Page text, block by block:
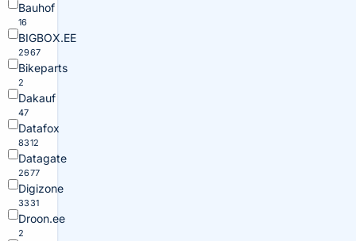
Bauhof
16
BIGBOX.EE
2967
Bikeparts
2
Dakauf
47
Datafox
8312
Datagate
2677
Digizone
3331
Droon.ee
2